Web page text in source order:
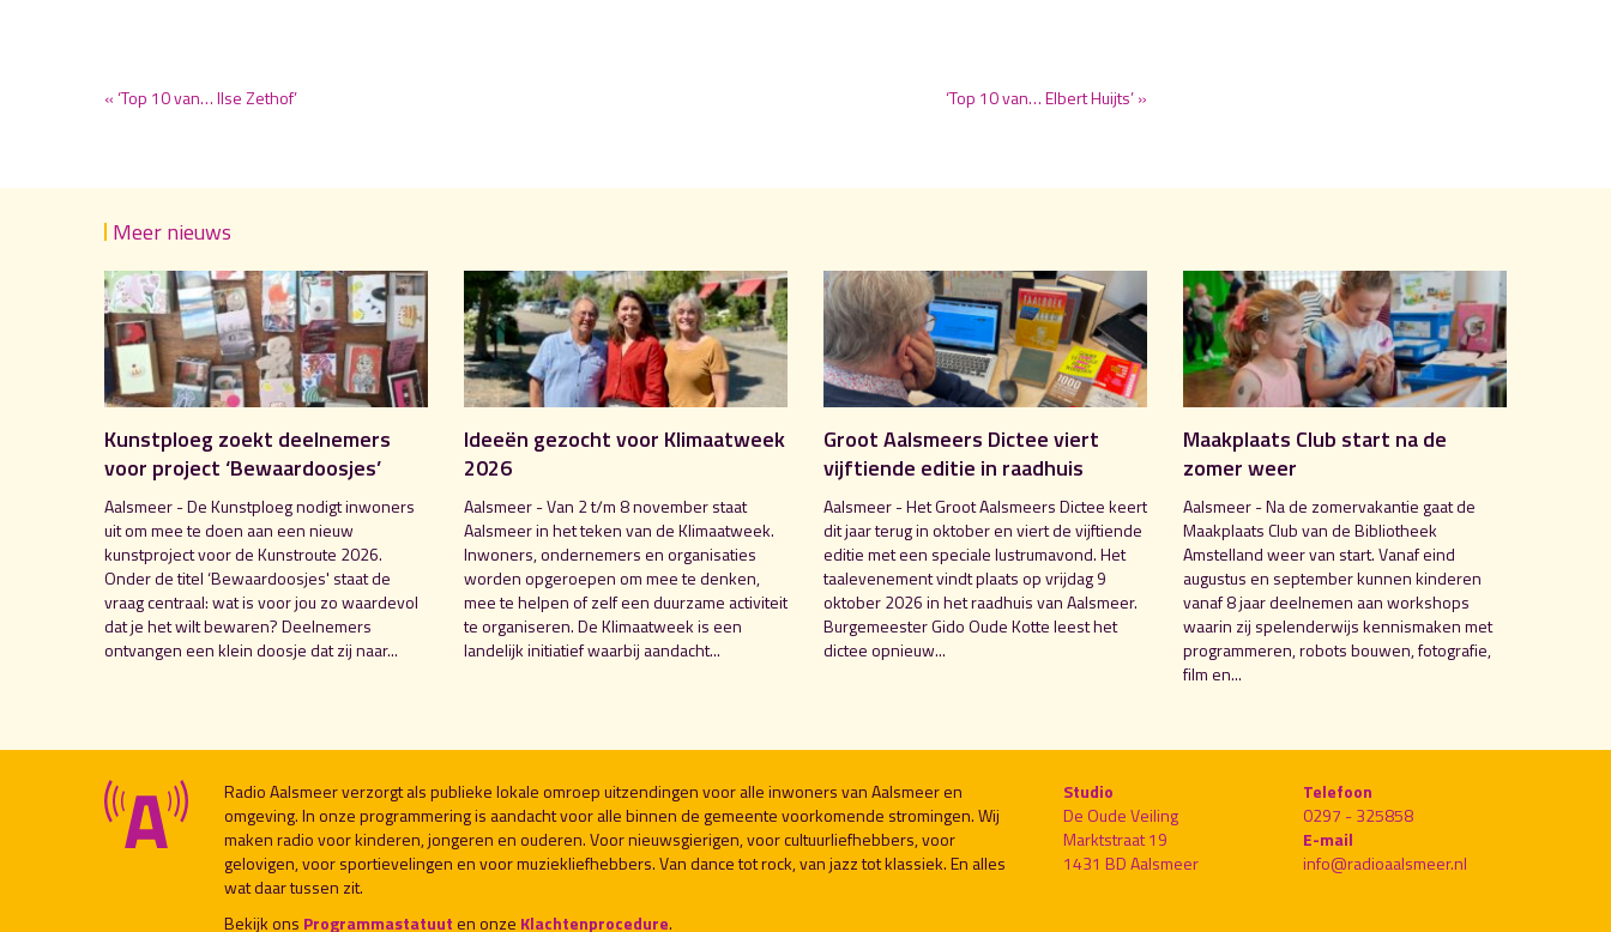
« ‘Top 10 van… Ilse Zethof’ ‘Top 10 van… Elbert Huijts’ »
Meer nieuws
Kunstploeg zoekt deelnemers
voor project ‘Bewaardoosjes’
Aalsmeer - De Kunstploeg nodigt inwoners
uit om mee te doen aan een nieuw
kunstproject voor de Kunstroute 2026.
Onder de titel ‘Bewaardoosjes' staat de
vraag centraal: wat is voor jou zo waardevol
dat je het wilt bewaren? Deelnemers
ontvangen een klein doosje dat zij naar...
Ideeën gezocht voor Klimaatweek
2026
Aalsmeer - Van 2 t/m 8 november staat
Aalsmeer in het teken van de Klimaatweek.
Inwoners, ondernemers en organisaties
worden opgeroepen om mee te denken,
mee te helpen of zelf een duurzame activiteit
te organiseren. De Klimaatweek is een
landelijk initiatief waarbij aandacht...
Groot Aalsmeers Dictee viert
vijftiende editie in raadhuis
Aalsmeer - Het Groot Aalsmeers Dictee keert
dit jaar terug in oktober en viert de vijftiende
editie met een speciale lustrumavond. Het
taalevenement vindt plaats op vrijdag 9
oktober 2026 in het raadhuis van Aalsmeer.
Burgemeester Gido Oude Kotte leest het
dictee opnieuw...
Maakplaats Club start na de
zomer weer
Aalsmeer - Na de zomervakantie gaat de
Maakplaats Club van de Bibliotheek
Amstelland weer van start. Vanaf eind
augustus en september kunnen kinderen
vanaf 8 jaar deelnemen aan workshops
waarin zij spelenderwijs kennismaken met
programmeren, robots bouwen, fotografie,
film en...
Radio Aalsmeer verzorgt als publieke lokale omroep uitzendingen voor alle inwoners van Aalsmeer en
omgeving. In onze programmering is aandacht voor alle binnen de gemeente voorkomende stromingen. Wij
maken radio voor kinderen, jongeren en ouderen. Voor nieuwsgierigen, voor cultuurliefhebbers, voor
gelovigen, voor sportievelingen en voor muziekliefhebbers. Van dance tot rock, van jazz tot klassiek. En alles
wat daar tussen zit.
Bekijk ons Programmastatuut en onze Klachtenprocedure.
Studio
De Oude Veiling
Marktstraat 19
1431 BD Aalsmeer
Telefoon
0297 - 325858
E-mail
info@radioaalsmeer.nl